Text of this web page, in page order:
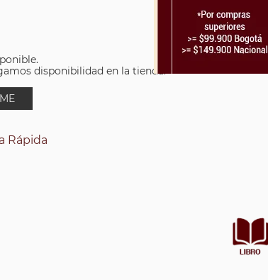
disponibilidad en la tienda.
Rápida